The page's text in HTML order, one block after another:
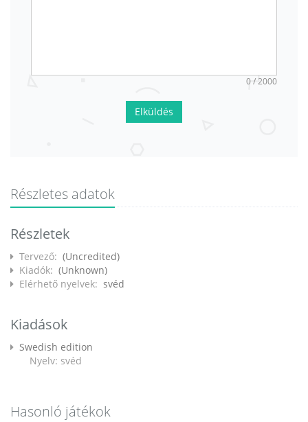
0 / 2000
Elküldés
Részletes adatok
Részletek
Tervező: (Uncredited)
Kiadók: (Unknown)
Elérhető nyelvek: svéd
Kiadások
Swedish edition
Nyelv: svéd
Hasonló játékok